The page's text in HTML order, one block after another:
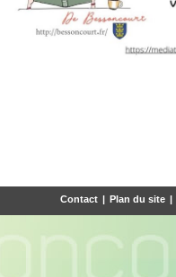
Contact | Plan du site |